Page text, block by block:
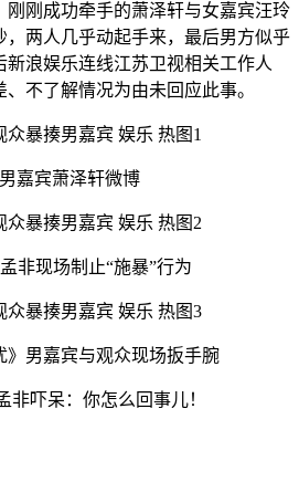
刚刚成功牵手的萧泽轩与女嘉宾汪玲
，两人几乎动起手来，最后男方似乎
浪娱乐连线江苏卫视相关工作人
不了解情况为由未回应此事。
宾萧泽轩微博
现场制止“施暴”行为
男嘉宾与观众现场扳手腕
吓呆：你怎么回事儿！